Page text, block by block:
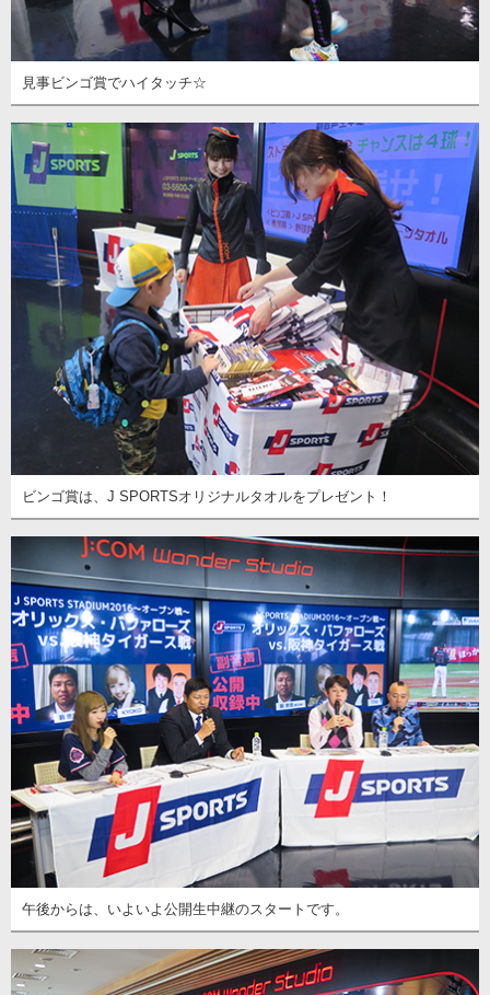
見事ビンゴ賞でハイタッチ☆
ビンゴ賞は、J SPORTSオリジナルタオルをプレゼント！
午後からは、いよいよ公開生中継のスタートです。